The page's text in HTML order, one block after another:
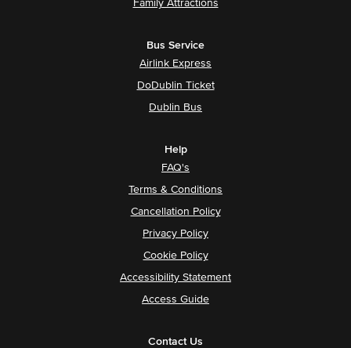
Family Attractions
Bus Service
Airlink Express
DoDublin Ticket
Dublin Bus
Help
FAQ's
Terms & Conditions
Cancellation Policy
Privacy Policy
Cookie Policy
Accessibility Statement
Access Guide
Contact Us